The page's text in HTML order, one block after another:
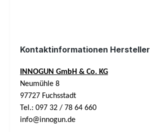
Kontaktinformationen Hersteller
INNOGUN GmbH & Co. KG
Neumühle 8
97727 Fuchsstadt
Tel.: 097 32 / 78 64 660
info@innogun.de